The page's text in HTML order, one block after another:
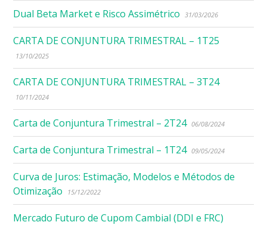
Dual Beta Market e Risco Assimétrico 31/03/2026
CARTA DE CONJUNTURA TRIMESTRAL – 1T25
13/10/2025
CARTA DE CONJUNTURA TRIMESTRAL – 3T24
10/11/2024
Carta de Conjuntura Trimestral – 2T24 06/08/2024
Carta de Conjuntura Trimestral – 1T24 09/05/2024
Curva de Juros: Estimação, Modelos e Métodos de
Otimização
15/12/2022
Mercado Futuro de Cupom Cambial (DDI e FRC)